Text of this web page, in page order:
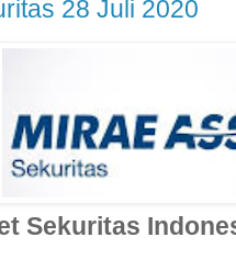
28 Juli 2020
Sekuritas